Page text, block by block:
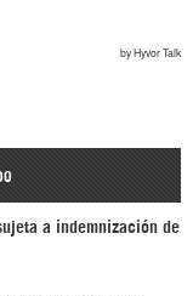
a indemnización de